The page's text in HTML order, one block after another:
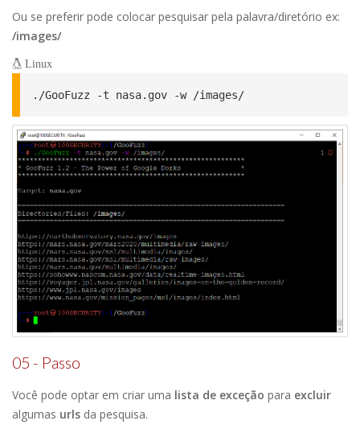
Ou se preferir pode colocar pesquisar pela palavra/diretório ex:
/images/
Linux
./GooFuzz -t nasa.gov -w /images/
05 - Passo
Você pode optar em criar uma lista de exceção para excluir
algumas urls da pesquisa.